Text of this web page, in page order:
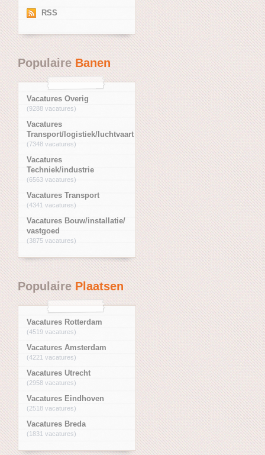
RSS
PopulaireBanen
Vacatures Overig
(9288 vacatures)
Vacatures
Transport/logistiek/luchtvaart
(7348 vacatures)
Vacatures
Techniek/industrie
(6563 vacatures)
Vacatures Transport
(4341 vacatures)
Vacatures Bouw/installatie/
vastgoed
(3875 vacatures)
PopulairePlaatsen
Vacatures Rotterdam
(4519 vacatures)
Vacatures Amsterdam
(4221 vacatures)
Vacatures Utrecht
(2958 vacatures)
Vacatures Eindhoven
(2518 vacatures)
Vacatures Breda
(1831 vacatures)